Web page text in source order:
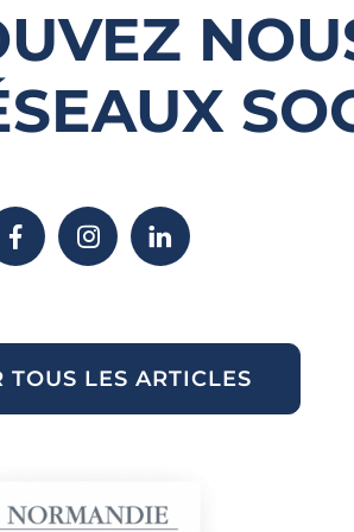
TOUS LES ARTICLES